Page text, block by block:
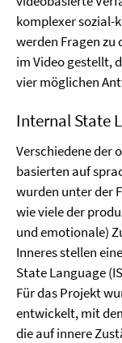
komplexer sozial-
werden Fragen zu
im Video gestellt,
vier möglichen
Internal State
Verschiedene der
basierten auf
wurden unter der
wie viele der
und emotionale)
Inneres stellen
State Language
Für das Projekt
entwickelt, mit
die auf innere